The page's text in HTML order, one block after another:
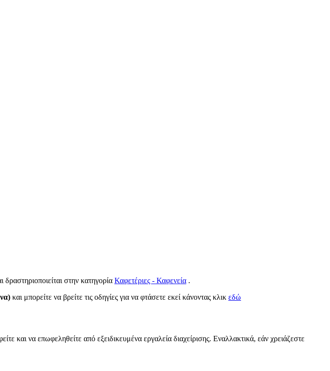
δραστηριοποιείται στην κατηγορία Καφετέριες - Καφενεία .
και μπορείτε να βρείτε τις οδηγίες για να φτάσετε εκεί κάνοντας κλικ εδώ
και να επωφεληθείτε από εξειδικευμένα εργαλεία διαχείρισης. Εναλλακτικά, εάν χρειάζεστε